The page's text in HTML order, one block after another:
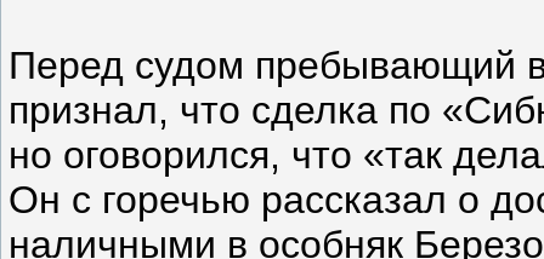
Перед судом пребывающий
признал, что сделка по
но оговорился, что «так
Он с горечью рассказал о
наличными в особняк